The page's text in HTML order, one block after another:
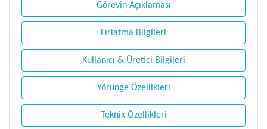
Görevin Açıklaması
Fırlatma Bilgileri
Kullanıcı & Üretici Bilgileri
Yörünge Özellikleri
Teknik Özellikleri